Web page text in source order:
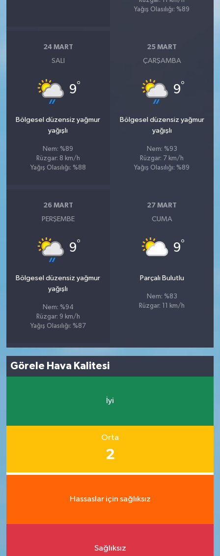
Yağış Olasılığı: %89
24 MART
SALI
9°
Bölgesel düzensiz yağmur
yağışlı
Nem: %89
Rüzgar: 8 km/h
Yağış Olasılığı: %88
25 MART
ÇARŞAMBA
9°
Bölgesel düzensiz yağmur
yağışlı
Nem: %93
Rüzgar: 7 km/h
Yağış Olasılığı: %89
26 MART
PERŞEMBE
9°
Bölgesel düzensiz yağmur
yağışlı
Nem: %94
Rüzgar: 9 km/h
Yağış Olasılığı: %87
27 MART
CUMA
9°
Parçalı Bulutlu
Nem: %83
Rüzgar: 11 km/h
Görele Hava Kalitesi
İyi
Orta
2
Hassaslar için sağlıksız
Sağlıksız